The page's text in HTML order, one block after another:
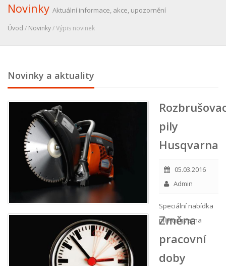
Novinky Aktuální informace, akce, upozornění
Úvod / Novinky/ Výpis novinek
Novinky a aktuality
pily
Husqvarna
05.03.2016
Admin
Speciální nabídka
pil Husqvarna
Změna
pracovní
doby